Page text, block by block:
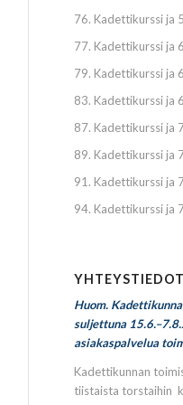
76. Kadettikurssi ja
77. Kadettikurssi ja
79. Kadettikurssi ja
83. Kadettikurssi ja
87. Kadettikurssi ja
89. Kadettikurssi ja
91. Kadettikurssi ja
94. Kadettikurssi ja
YHTEYSTIEDOT
Huom.
suljettuna
asiakaspalvelua
Kadettikunnan
tiistaista torstaihin